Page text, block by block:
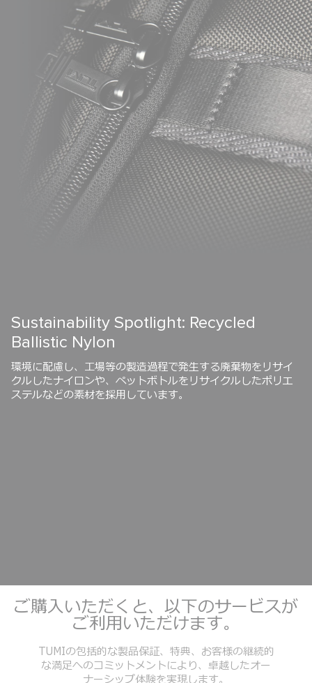
Sustainability Spotlight: Recycled
Ballistic Nylon
環境に配慮し、工場等の製造過程で発生する廃棄物をリサイ
クルしたナイロンや、ペットボトルをリサイクルしたポリエ
ステルなどの素材を採用しています。
ご購入いただくと、以下のサービスが
ご利用いただけます。
TUMIの包括的な製品保証、特典、お客様の継続的
な満足へのコミットメントにより、卓越したオー
ナーシップ体験を実現します。